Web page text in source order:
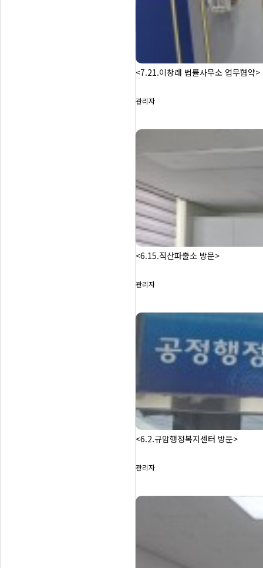
<7.21.이창래 법률사무소 업무협약>
관리자
<6.15.직산파출소 방문>
관리자
<6.2.규암행정복지센터 방문>
관리자